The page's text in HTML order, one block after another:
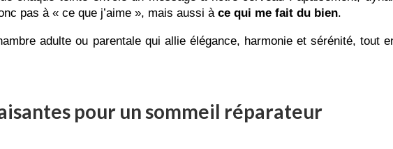
pas à « ce que j’aime », mais aussi àce qui me fait du bien.
adulte ou parentale qui allie élégance, harmonie et sérénité, tout
pour un sommeil réparateur